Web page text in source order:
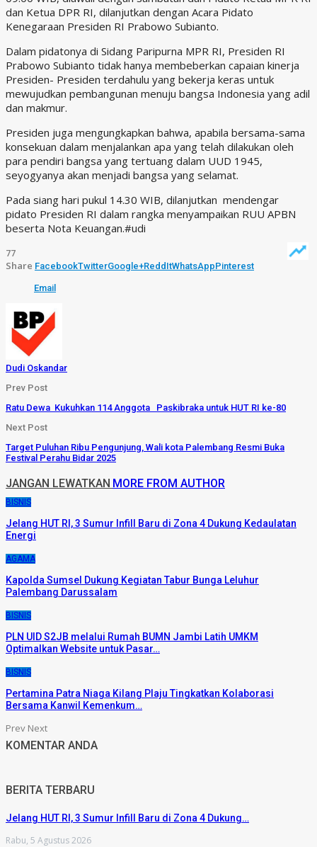
dan Ketua DPR RI, dilanjutkan dengan Acara Pidato
Kenegaraan Presiden RI Prabowo Subianto.
Dalam pidatonya di Sidang Paripurna MPR RI, Presiden RI
Prabowo Subianto tidak hanya membeberkan capaian kinerja
Presiden- Presiden terdahulu yang bekerja keras untuk
mewujudkan pembangunan menuju bangsa Indonesia yang adil
dan makmur.
Presiden juga mengungkapkan bahwa, apabila bersama-sama
konsekuan dalam menjalankan apa yang telah dilakukan oleh
para pendiri bangsa yang tertuang dalam UUD 1945,
seyogyanya akan menjadi bangsa yang selamat.
Pada siang hari pukul 14.30 WIB, dilanjutkan mendengar
pidato Presiden RI dalam rangka menyampaikan RUU APBN
beserta Nota Keuangan.#udi
77
Share FacebookTwitterGoogle+ReddItWhatsAppPinterest
Email
Dudi Oskandar
Prev Post
Ratu Dewa Kukuhkan 114 Anggota Paskibraka untuk HUT RI ke-80
Next Post
Target Puluhan Ribu Pengunjung, Wali kota Palembang Resmi Buka
Festival Perahu Bidar 2025
JANGAN LEWATKAN MORE FROM AUTHOR
BISNIS
Jelang HUT RI, 3 Sumur Infill Baru di Zona 4 Dukung Kedaulatan
Energi
AGAMA
Kapolda Sumsel Dukung Kegiatan Tabur Bunga Leluhur
Palembang Darussalam
BISNIS
PLN UID S2JB melalui Rumah BUMN Jambi Latih UMKM
Optimalkan Website untuk Pasar…
BISNIS
Pertamina Patra Niaga Kilang Plaju Tingkatkan Kolaborasi
Bersama Kanwil Kemenkum…
Prev Next
KOMENTAR ANDA
BERITA TERBARU
Jelang HUT RI, 3 Sumur Infill Baru di Zona 4 Dukung…
Rabu, 5 Agustus 2026